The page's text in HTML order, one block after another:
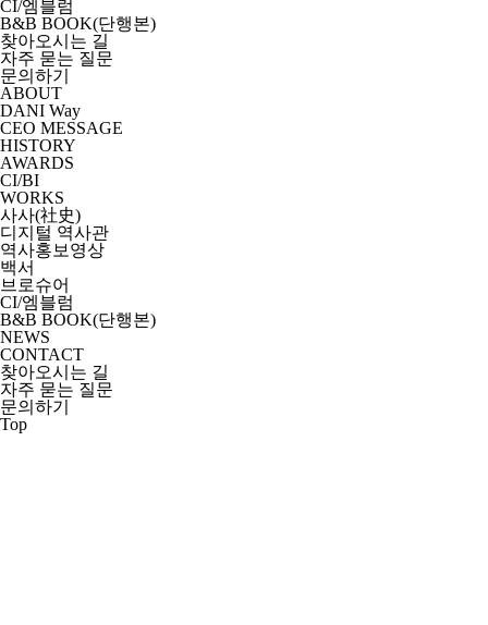
CI/엠블럼
B&B BOOK(단행본)
찾아오시는 길
자주 묻는 질문
문의하기
ABOUT
DANI Way
CEO MESSAGE
HISTORY
AWARDS
CI/BI
WORKS
사사(社史)
디지털 역사관
역사홍보영상
백서
브로슈어
CI/엠블럼
B&B BOOK(단행본)
NEWS
CONTACT
찾아오시는 길
자주 묻는 질문
문의하기
Top